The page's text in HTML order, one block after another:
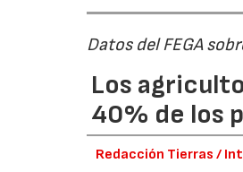
Datos del FEGA
Los
40% de los
Redacción Tierras /